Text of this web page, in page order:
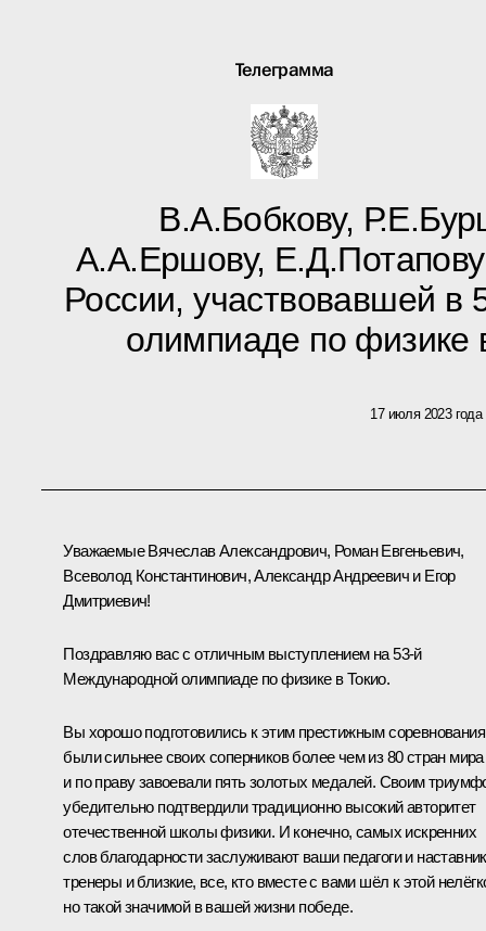
Телеграмма
В.А.Бобкову,
А.А.Ершову,
России, участвовавшей
олимпиаде по физике
17 июля 2023 года
Уважаемые Вячеслав Александрович, Роман Евгеньевич,
Всеволод Константинович, Александр Андреевич и Егор
Дмитриевич!
Поздравляю вас с отличным выступлением на 53-й
Международной олимпиаде по физике в Токио.
Вы хорошо подготовились к этим престижным
были сильнее своих соперников более чем из 80 стран мира
и по праву завоевали пять золотых медалей. Своим
убедительно подтвердили традиционно высокий авторитет
отечественной школы физики. И конечно, самых искренних
слов благодарности заслуживают ваши педагоги и
тренеры и близкие, все, кто вместе с вами шёл к этой
но такой значимой в вашей жизни победе.